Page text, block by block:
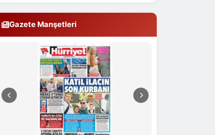
Gazete Manşetleri